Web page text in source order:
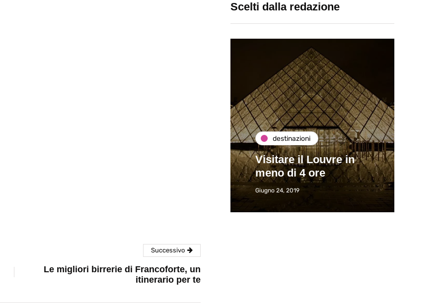
Scelti dalla redazione
destinazioni
Visitare il Louvre in
meno di 4 ore
Giugno 24, 2019
Successivo
Le migliori birrerie di Francoforte, un
itinerario per te